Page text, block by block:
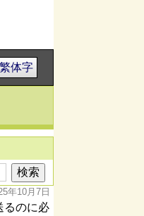
繁体字
年10月7日
るのに必